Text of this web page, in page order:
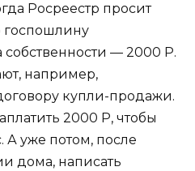
Росреестр просит
госпошлину
— 2000 Р.
например,
купли-продажи.
2000 Р, чтобы
А уже потом, после
дома, написать